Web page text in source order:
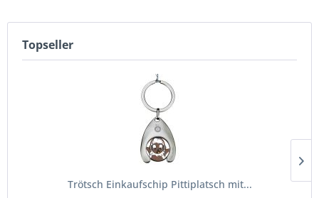
Topseller
Trötsch Einkaufschip Pittiplatsch mit...